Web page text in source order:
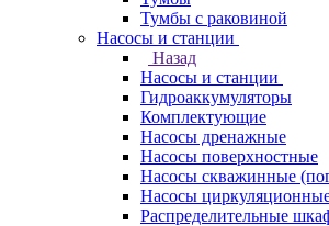
Тумбы с раковиной
Насосы и станции
Назад
Насосы и станции
Гидроаккумуляторы
Комплектующие
Насосы дренажные
Насосы поверхностные
Насосы скважинные
Насосы
Распределительные